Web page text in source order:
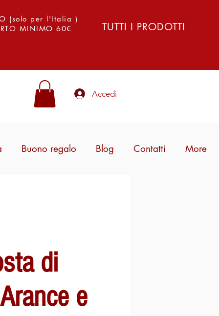
(solo per l'Italia )
MINIMO 60€
TUTTI I PRODOTTI
Accedi
Buono regalo Blog Contatti More
di
e